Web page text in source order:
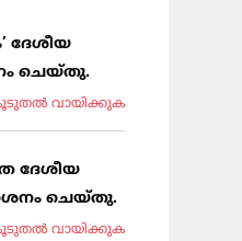
ദേശീയ
ചെയ്തു.
വായിക്കുക
ദേശീയ
ചെയ്തു.
വായിക്കുക